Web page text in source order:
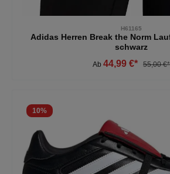
H61165
Adidas Herren Break the Norm
schwarz
Ab 44,99 €* 55,00 €*
10%